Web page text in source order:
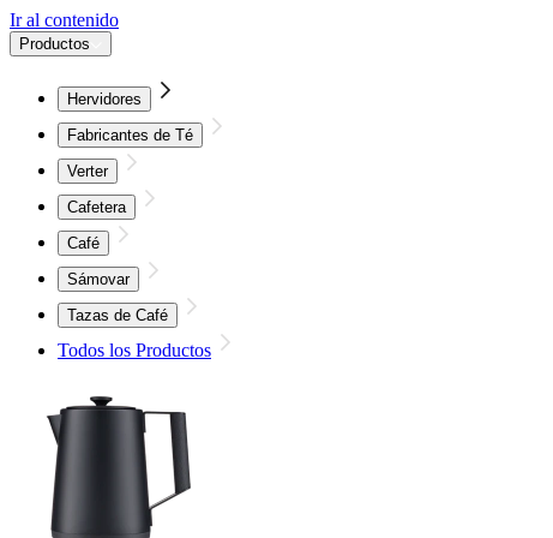
Ir al contenido
Productos
Hervidores
Fabricantes de Té
Verter
Cafetera
Café
Sámovar
Tazas de Café
Todos los Productos